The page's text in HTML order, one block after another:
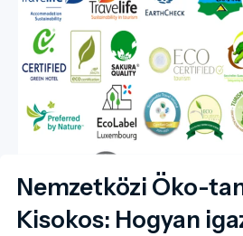
Nemzetközi Öko-
Kisokos: Hogyan